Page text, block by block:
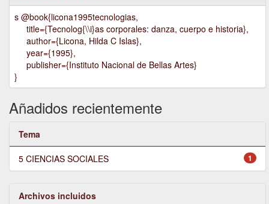
s @book{licona1995tecnologias,
title={Tecnolog{\\i}as corporales: danza, cuerpo e historia},
author={Licona, Hilda C Islas},
year={1995},
publisher={Instituto Nacional de Bellas Artes}
}
Añadidos recientemente
Tema
1
5 CIENCIAS SOCIALES
Archivos incluidos